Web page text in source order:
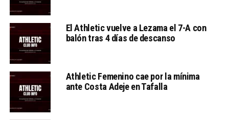
El Athletic vuelve a Lezama el 7-A con
balón tras 4 días de descanso
Athletic Femenino cae por la mínima
ante Costa Adeje en Tafalla